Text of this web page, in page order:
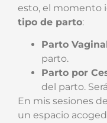
esto, el momento
tipo de parto:
Parto Vaginal
parto.
Parto por
del parto.
En mis sesiones
un espacio